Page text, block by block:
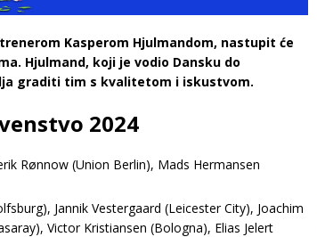
Kasperom Hjulmandom, nastupit će
Hjulmand, koji je vodio Dansku do
graditi tim s kvalitetom i iskustvom.
2024
Rønnow (Union Berlin), Mads Hermansen
Jannik Vestergaard (Leicester City), Joachim
Victor Kristiansen (Bologna), Elias Jelert